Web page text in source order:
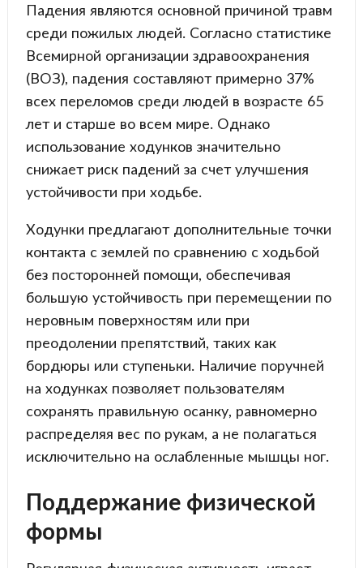
Падения являются основной причиной травм
среди пожилых людей. Согласно статистике
Всемирной организации здравоохранения
(ВОЗ), падения составляют примерно 37%
всех переломов среди людей в возрасте 65
лет и старше во всем мире. Однако
использование ходунков значительно
снижает риск падений за счет улучшения
устойчивости при ходьбе.
Ходунки предлагают дополнительные точки
контакта с землей по сравнению с ходьбой
без посторонней помощи, обеспечивая
большую устойчивость при перемещении по
неровным поверхностям или при
преодолении препятствий, таких как
бордюры или ступеньки. Наличие поручней
на ходунках позволяет пользователям
сохранять правильную осанку, равномерно
распределяя вес по рукам, а не полагаться
исключительно на ослабленные мышцы ног.
Поддержание физической
формы